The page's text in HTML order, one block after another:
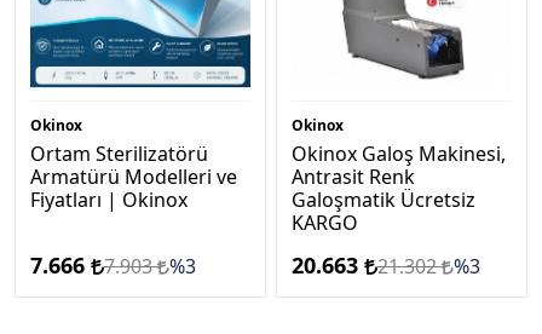
Okinox
Ortam Sterilizatörü
Armatürü Modelleri ve
Fiyatları | Okinox
7.666 7.903 %3
Okinox
Okinox Galoş Makinesi,
Antrasi̇t Renk
Galoşmatik Ücretsi̇z
KARGO
20.663 21.302 %3